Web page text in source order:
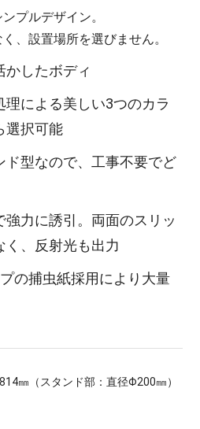
プルデザイン。
、設置場所を選びません。
かしたボディ
理による美しい3つのカラ
選択可能
ド型なので、工事不要でど
強力に誘引。両面のスリッ
く、反射光も出力
の捕虫紙採用により大量
㎜（スタンド部：直径Φ200㎜）